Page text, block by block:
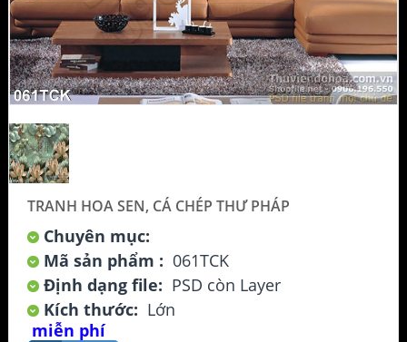
TRANH HOA SEN, CÁ CHÉP THƯ PHÁP
Chuyên mục:
Mã sản phẩm : 061TCK
Định dạng file: PSD còn Layer
Kích thước: Lớn
miễn phí